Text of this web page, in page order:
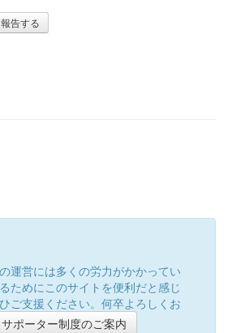
告する
運営には多くの労力がかかってい
ためにこのサイトを便利だと感じ
ご支援ください。何卒よろしくお
サポーター制度のご案内